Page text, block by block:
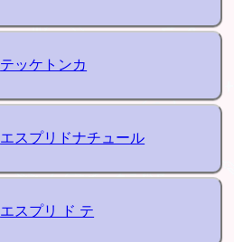
テッケトンカ
エスプリドナチュール
エスプリ ド テ